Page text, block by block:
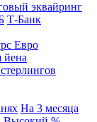
эквайринг
Т-Банк
Евро
йена
На 3 месяца